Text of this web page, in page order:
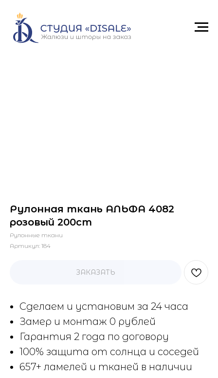
Рулонная ткань АЛЬФА 4082
розовый 200cm
Рулонные ткани
Артикул: 184
ЗАКАЗАТЬ
Сделаем и установим за 24 часа
Замер и монтаж 0 рублей
Гарантия 2 года по договору
100% защита от солнца и соседей
657+ ламелей и тканей в наличии